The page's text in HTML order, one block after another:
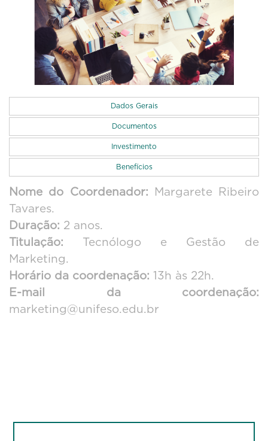
Curso Superior
de Tecnologia
Dados Gerais
Documentos
Investimento
Benefícios
Nome do Coordenador:
Margarete Ribeiro
Tavares.
Duração: 2 anos.
Titulação: Tecnólogo e Gestão de
Marketing.
Horário da coordenação: 13h às 22h.
E-mail da coordenação:
marketing@unifeso.edu.br